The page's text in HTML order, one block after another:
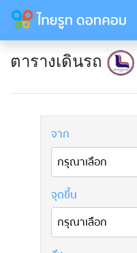
ตารางเดินรถ